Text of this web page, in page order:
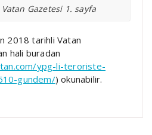
Gazetesi 1. sayfa
2018 tarihli Vatan
hali buradan
ypg-li-teroriste-
gundem/) okunabilir.